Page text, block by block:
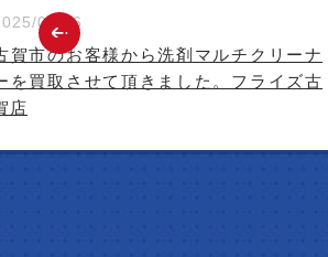
07/16
賀市のお客様から洗剤マルチクリーナ
を買取させて頂きました。フライズ古
店